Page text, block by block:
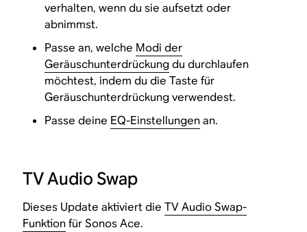
verhalten, wenn du sie aufsetzt oder
abnimmst.
Passe an, welche Modi der
Geräuschunterdrückungdu durchlaufen
möchtest, indem du die Taste für
Geräuschunterdrückung verwendest.
Passe deine EQ-Einstellungenan.
TV Audio Swap
Dieses Update aktiviert dieTV Audio Swap-
Funktionfür Sonos Ace.